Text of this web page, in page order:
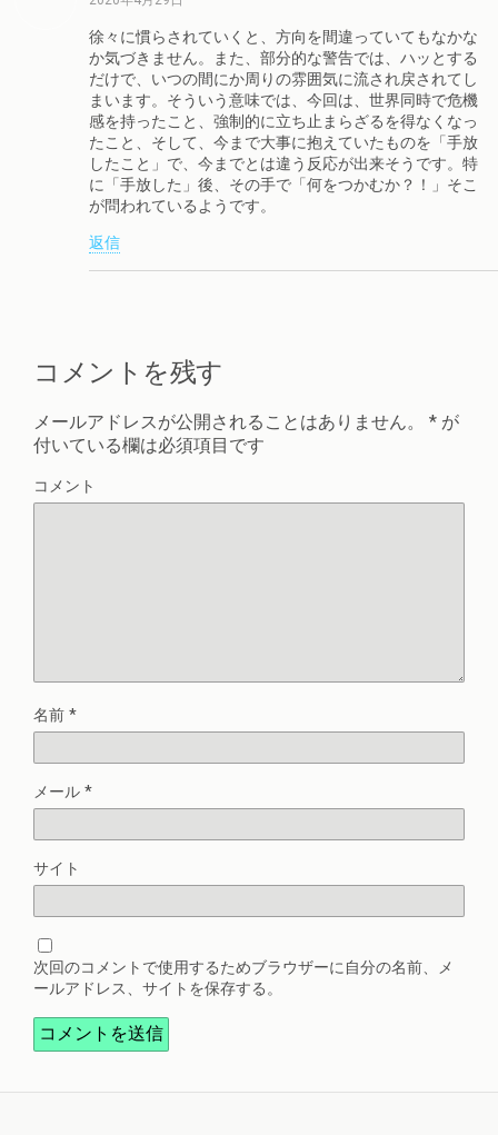
徐々に慣らされていくと、方向を間違っていてもなかな
か気づきません。また、部分的な警告では、ハッとする
だけで、いつの間にか周りの雰囲気に流され戻されてし
まいます。そういう意味では、今回は、世界同時で危機
感を持ったこと、強制的に立ち止まらざるを得なくなっ
たこと、そして、今まで大事に抱えていたものを「手放
したこと」で、今までとは違う反応が出来そうです。特
に「手放した」後、その手で「何をつかむか？！」そこ
が問われているようです。
返信
コメントを残す
メールアドレスが公開されることはありません。 * が
付いている欄は必須項目です
コメント
名前 *
メール *
サイト
次回のコメントで使用するためブラウザーに自分の名前、メ
ールアドレス、サイトを保存する。